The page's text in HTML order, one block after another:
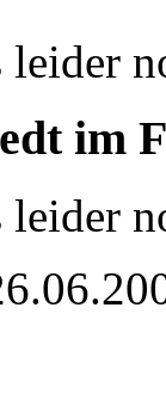
leider
im
leider